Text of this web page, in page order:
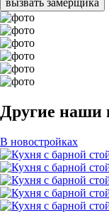
вызвать замерщика
Другие наши
В новостройках